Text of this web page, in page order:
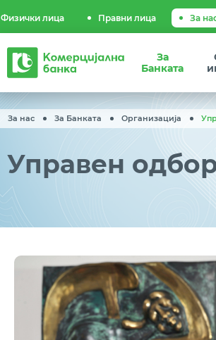
Физички лица Правни лица За
Комерцијална
банка
За
Банката
За нас За Банката Организација
Управен